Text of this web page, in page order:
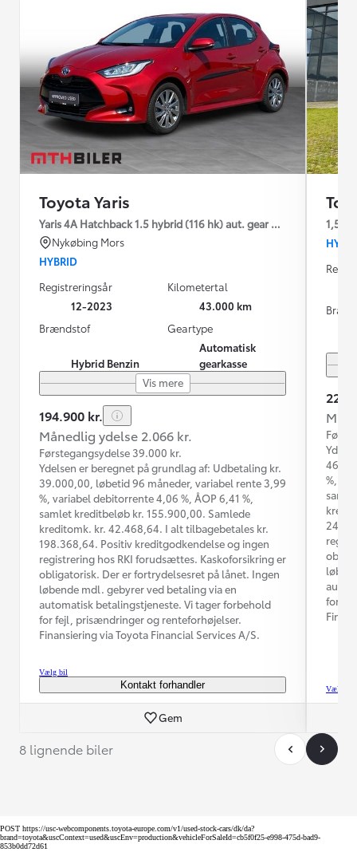
Toyota Yaris
Yaris 4A Hatchback 1.5 hybrid (116 hk) aut. gear Active -
Nykøbing Mors
HYBRID
Registreringsår
12-2023
Kilometertal
43.000 km
Brændstof
Hybrid Benzin
Geartype
Automatisk
gearkasse
Vis mere
194.900 kr.
Månedlig ydelse 2.066 kr.
Førstegangsydelse 39.000 kr.
Ydelsen er beregnet på grundlag af: Udbetaling kr.
39.000,00, løbetid 96 måneder, variabel rente 3,99
%, variabel debitorrente 4,06 %, ÅOP 6,41 %,
samlet kreditbeløb kr. 155.900,00. Samlede
kreditomk. kr. 42.468,64. I alt tilbagebetales kr.
198.368,64. Positiv kreditgodkendelse og ingen
registrering hos RKI forudsættes. Kaskoforsikring er
obligatorisk. Der er fortrydelsesret på lånet. Ingen
løbende mdl. gebyrer ved betaling via en
automatisk betalingstjeneste. Vi tager forbehold
for fejl, prisændringer og renteforhøjelser.
Finansiering via Toyota Financial Services A/S.
Vælg bil
Kontakt forhandler
Gem
1,5
%,
for
Vælg bil
8 lignende biler
POST https://usc-webcomponents.toyota-europe.com/v1/used-stock-cars/dk/da?
brand=toyota&uscContext=used&uscEnv=production&vehicleForSaleId=cb5f0f25-e998-475d-bad9-
853b0dd72d61